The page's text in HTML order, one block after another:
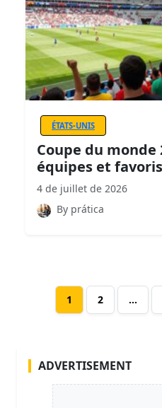
ÉTATS-UNIS
Coupe du monde
équipes et favoris
4 de juillet de 2026
By prática
1 2 …
ADVERTISEMENT